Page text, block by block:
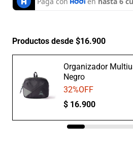
Productos desde $16.900
Organizador
Negro
32%OFF
$ 16.900